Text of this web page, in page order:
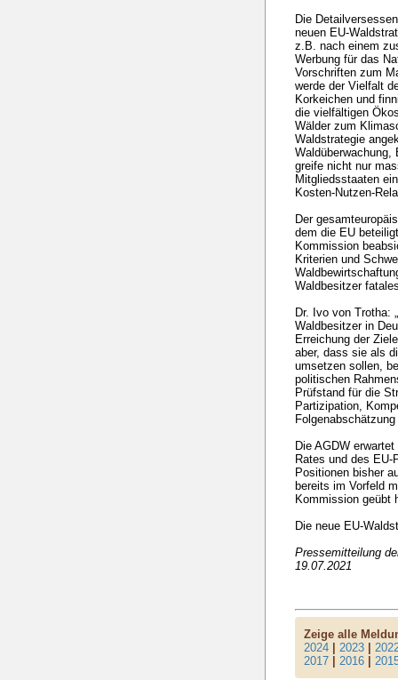
Die
neuen EU-
z.B. nach einem
Werbung für das
Vorschriften zum
werde der Vielfalt
Korkeichen und
die vielfältigen
Wälder zum
Waldstrategie
Waldüberwachung,
greife nicht nur
Mitgliedsstaaten
Kosten-Nutzen-
Der
dem die EU
Kommission
Kriterien und
Waldbesitzer
Dr. Ivo von Trotha:
Waldbesitzer in
Erreichung der
aber, dass sie als
umsetzen sollen,
politischen
Prüfstand für die
Partizipation,
Die AGDW
Rates und des EU-
Positionen bisher
bereits im Vorfeld
Kommission geübt
Die neue EU-
Pressemitteilung
19.07.2021
Zeige alle
2024 |2023 |
2017 |2016 |